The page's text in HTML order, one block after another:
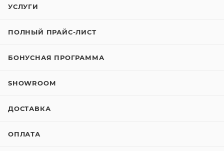
УСЛУГИ
ПОЛНЫЙ ПРАЙС-ЛИСТ
БОНУСНАЯ ПРОГРАММА
SHOWROOM
ДОСТАВКА
ОПЛАТА